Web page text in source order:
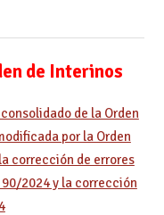
de Interinos
de la Orden
por la Orden
corrección de errores
2024 y la corrección